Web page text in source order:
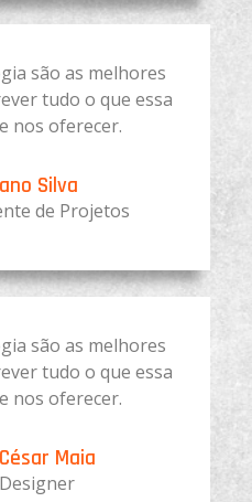
são as melhores
tudo o que essa
nos oferecer.
Silva
de Projetos
são as melhores
tudo o que essa
nos oferecer.
César Maia
Designer